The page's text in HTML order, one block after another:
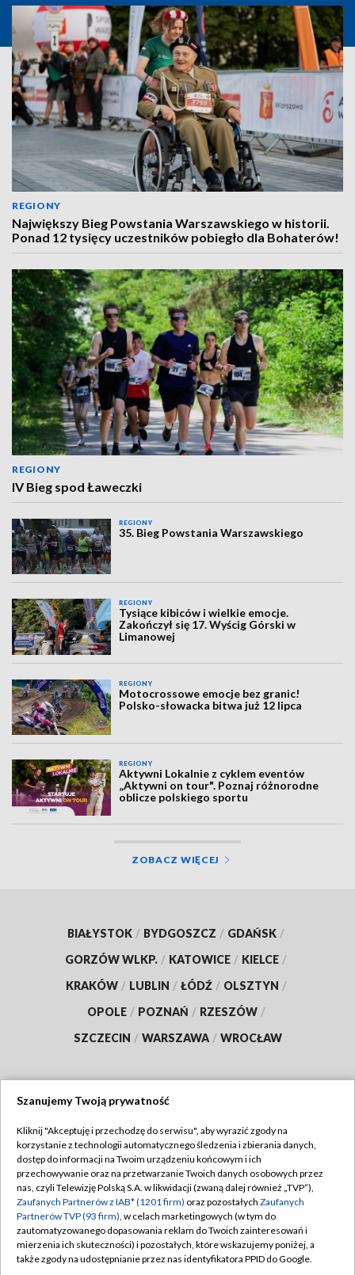
REGIONY
Największy Bieg Powstania Warszawskiego w historii.
Ponad 12 tysięcy uczestników pobiegło dla Bohaterów!
REGIONY
IV Bieg spod Ławeczki
REGIONY
35. Bieg Powstania Warszawskiego
REGIONY
Tysiące kibiców i wielkie emocje.
Zakończył się 17. Wyścig Górski w
Limanowej
REGIONY
Motocrossowe emocje bez granic!
Polsko-słowacka bitwa już 12 lipca
REGIONY
Aktywni Lokalnie z cyklem eventów
„Aktywni on tour". Poznaj różnorodne
oblicze polskiego sportu
ZOBACZ WIĘCEJ
BIAŁYSTOK / BYDGOSZCZ / GDAŃSK /
GORZÓW WLKP. / KATOWICE / KIELCE /
KRAKÓW / LUBLIN / ŁÓDŹ / OLSZTYN /
OPOLE / POZNAŃ / RZESZÓW /
SZCZECIN / WARSZAWA / WROCŁAW
TVP
Abonament TVP
Emisja w TVP
Centrum informacji TVP
Naziemna Telewizja Cyfrowa
Regulamin TVP
Polityka prywatności
Moje zgody
Pomoc
Szanujemy Twoją prywatność
Kliknij "Akceptuję i przechodzę do serwisu", aby wyrazić zgody na
korzystanie z technologii automatycznego śledzenia i zbierania danych,
dostęp do informacji na Twoim urządzeniu końcowym i ich
przechowywanie oraz na przetwarzanie Twoich danych osobowych przez
nas, czyli Telewizję Polską S.A. w likwidacji (zwaną dalej również „TVP”),
Zaufanych Partnerów z IAB* (1201 firm) oraz pozostałych Zaufanych
Partnerów TVP (93 firm), w celach marketingowych (w tym do
zautomatyzowanego dopasowania reklam do Twoich zainteresowań i
mierzenia ich skuteczności) i pozostałych, które wskazujemy poniżej, a
także zgody na udostępnianie przez nas identyfikatora PPID do Google.